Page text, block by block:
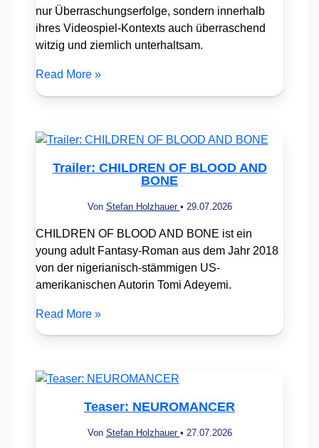
nur Überraschungserfolge, sondern innerhalb
ihres Videospiel-Kontexts auch überraschend
witzig und ziemlich unterhaltsam.
Read More »
Trailer: CHILDREN OF BLOOD AND
BONE
Von Stefan Holzhauer • 29.07.2026
CHILDREN OF BLOOD AND BONE ist ein
young adult Fantasy-Roman aus dem Jahr 2018
von der nigerianisch-stämmigen US-
amerikanischen Autorin Tomi Adeyemi.
Read More »
Teaser: NEUROMANCER
Von Stefan Holzhauer • 27.07.2026